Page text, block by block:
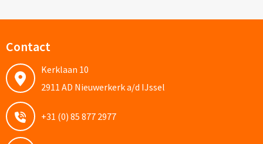
Snoeppotten bedrukken
Snoepblikken bedrukken
Lollies bedrukken
Contact
Kerklaan 10
2911 AD Nieuwerkerk a/d IJssel
+31 (0) 85 877 2977